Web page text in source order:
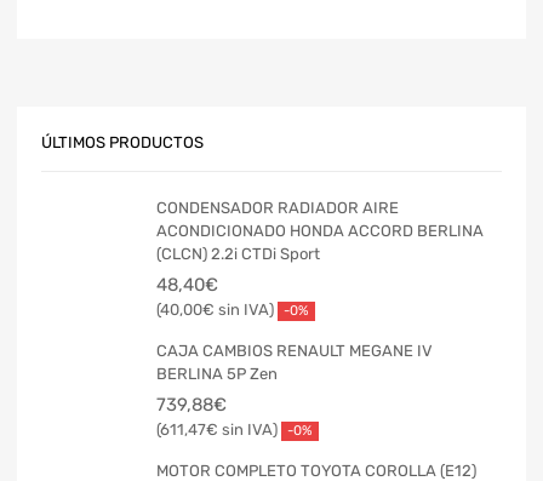
ÚLTIMOS PRODUCTOS
CONDENSADOR RADIADOR AIRE
ACONDICIONADO HONDA ACCORD BERLINA
(CLCN) 2.2i CTDi Sport
48,40€
40,00€ -0%
CAJA CAMBIOS RENAULT MEGANE IV
BERLINA 5P Zen
739,88€
611,47€ -0%
MOTOR COMPLETO TOYOTA COROLLA (E12)